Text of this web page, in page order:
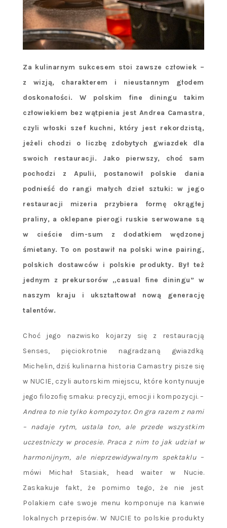
Za kulinarnym sukcesem stoi zawsze człowiek –
z wizją, charakterem i nieustannym głodem
doskonałości. W polskim fine diningu takim
człowiekiem bez wątpienia jest Andrea Camastra,
czyli włoski szef kuchni, który jest rekordzistą,
jeżeli chodzi o liczbę zdobytych gwiazdek dla
swoich restauracji. Jako pierwszy, choć sam
pochodzi z Apulii, postanowił polskie dania
podnieść do rangi małych dzieł sztuki: w jego
restauracji mizeria przybiera formę okrągłej
praliny, a oklepane pierogi ruskie serwowane są
w cieście dim-sum z dodatkiem wędzonej
śmietany. To on postawił na polski wine pairing,
polskich dostawców i polskie produkty. Był też
jednym z prekursorów „casual fine diningu” w
naszym kraju i ukształtował nową generację
talentów.
Choć jego nazwisko kojarzy się z restauracją
Senses, pięciokrotnie nagradzaną gwiazdką
Michelin, dziś kulinarna historia Camastry pisze się
w NUCIE, czyli autorskim miejscu, które kontynuuje
jego filozofię smaku: precyzji, emocji i kompozycji. –
Andrea to nie tylko kompozytor. On gra razem z nami
– nadaje rytm, ustala ton, ale przede wszystkim
uczestniczy w procesie. Praca z nim to jak udział w
harmonijnym, ale nieprzewidywalnym spektaklu–
mówi Michał Stasiak, head waiter w Nucie.
Zaskakuje fakt, że pomimo tego, że nie jest
Polakiem całe swoje menu komponuje na kanwie
lokalnych przepisów. W NUCIE to polskie produkty